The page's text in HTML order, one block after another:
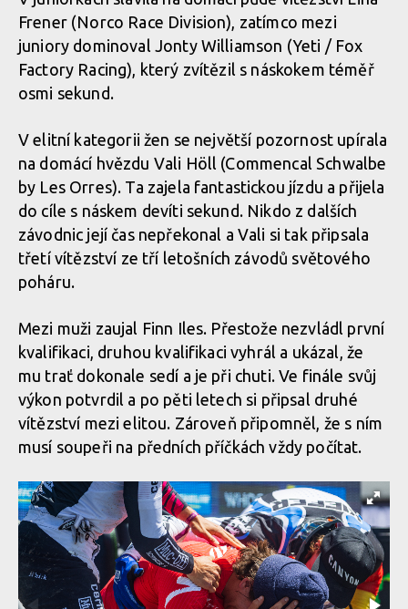
Textem i obrazem: Vojta Hanák přiblíží Světový pohár
v rakouském Leogangu
v rakouském Leogangu
Textem i obrazem: Vojta Hanák přiblíží Světový pohár
v rakouském Leogangu
Textem i obrazem: Vojta Hanák přiblíží Světový pohár
v rakouském Leogangu
Textem i obrazem: Vojta Hanák přiblíží Světový pohár
v rakouském Leogangu
Textem i obrazem: Vojta Hanák přiblíží Světový pohár
v rakouském Leogangu
Textem i obrazem: Vojta Hanák přiblíží Světový pohár
v rakouském Leogangu
Textem i obrazem: Vojta Hanák přiblíží Světový pohár
v rakouském Leogangu
Textem i obrazem: Vojta Hanák přiblíží Světový pohár
v rakouském Leogangu
Textem i obrazem: Vojta Hanák přiblíží Světový pohár
v rakouském Leogangu
Textem i obrazem: Vojta Hanák přiblíží Světový pohár
v rakouském Leogangu
Frener (Norco Race Division), zatímco mezi
juniory dominoval Jonty Williamson (Yeti / Fox
Factory Racing), který zvítězil s náskokem téměř
osmi sekund.
V elitní kategorii žen se největší pozornost upírala
na domácí hvězdu Vali Höll (Commencal Schwalbe
by Les Orres). Ta zajela fantastickou jízdu a přijela
do cíle s náskem devíti sekund. Nikdo z dalších
závodnic její čas nepřekonal a Vali si tak připsala
třetí vítězství ze tří letošních závodů světového
poháru.
Mezi muži zaujal Finn Iles. Přestože nezvládl první
kvalifikaci, druhou kvalifikaci vyhrál a ukázal, že
mu trať dokonale sedí a je při chuti. Ve finále svůj
výkon potvrdil a po pěti letech si připsal druhé
vítězství mezi elitou. Zároveň připomněl, že s ním
musí soupeři na předních příčkách vždy počítat.